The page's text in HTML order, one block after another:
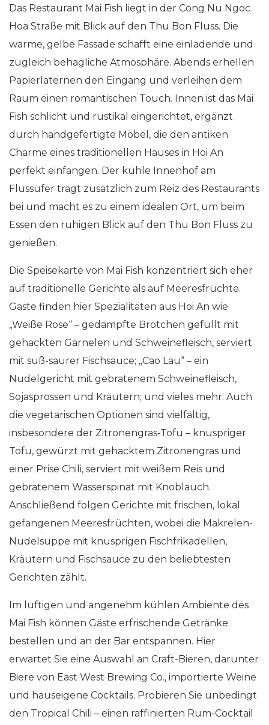
Das Restaurant Mai Fish liegt in der Cong Nu Ngoc
Hoa Straße mit Blick auf den Thu Bon Fluss. Die
warme, gelbe Fassade schafft eine einladende und
zugleich behagliche Atmosphäre. Abends erhellen
Papierlaternen den Eingang und verleihen dem
Raum einen romantischen Touch. Innen ist das Mai
Fish schlicht und rustikal eingerichtet, ergänzt
durch handgefertigte Möbel, die den antiken
Charme eines traditionellen Hauses in Hoi An
perfekt einfangen. Der kühle Innenhof am
Flussufer trägt zusätzlich zum Reiz des Restaurants
bei und macht es zu einem idealen Ort, um beim
Essen den ruhigen Blick auf den Thu Bon Fluss zu
genießen.
Die Speisekarte von Mai Fish konzentriert sich eher
auf traditionelle Gerichte als auf Meeresfrüchte.
Gäste finden hier Spezialitäten aus Hoi An wie
„Weiße Rose“ – gedämpfte Brötchen gefüllt mit
gehackten Garnelen und Schweinefleisch, serviert
mit süß-saurer Fischsauce; „Cao Lau“ – ein
Nudelgericht mit gebratenem Schweinefleisch,
Sojasprossen und Kräutern; und vieles mehr. Auch
die vegetarischen Optionen sind vielfältig,
insbesondere der Zitronengras-Tofu – knuspriger
Tofu, gewürzt mit gehacktem Zitronengras und
einer Prise Chili, serviert mit weißem Reis und
gebratenem Wasserspinat mit Knoblauch.
Anschließend folgen Gerichte mit frischen, lokal
gefangenen Meeresfrüchten, wobei die Makrelen-
Nudelsuppe mit knusprigen Fischfrikadellen,
Kräutern und Fischsauce zu den beliebtesten
Gerichten zählt.
Im luftigen und angenehm kühlen Ambiente des
Mai Fish können Gäste erfrischende Getränke
bestellen und an der Bar entspannen. Hier
erwartet Sie eine Auswahl an Craft-Bieren, darunter
Biere von East West Brewing Co., importierte Weine
und hauseigene Cocktails. Probieren Sie unbedingt
den Tropical Chili – einen raffinierten Rum-Cocktail